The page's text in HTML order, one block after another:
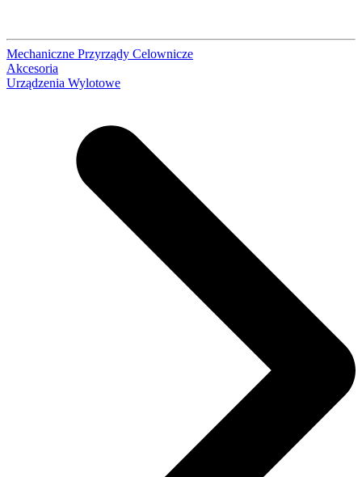
Mechaniczne Przyrządy Celownicze
Akcesoria
Urządzenia Wylotowe